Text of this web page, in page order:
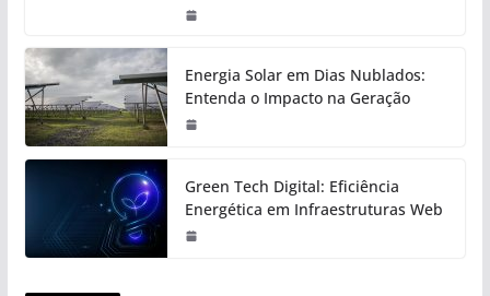
Energia Solar em Dias Nublados:
Entenda o Impacto na Geração
Green Tech Digital: Eficiência
Energética em Infraestruturas Web